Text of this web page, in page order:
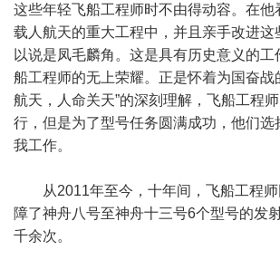
这些年轻飞船工程师时不由得动容。在他
载人航天的重大工程中，并且亲手改进这
以说是凤毛麟角。这是具有历史意义的
船工程师的无上荣耀。正是怀着为国奋战
航天，人命关天”的深刻理解，飞船工程
行，但是为了型号任务圆满成功，他们选
我工作。
从2011年至今，十年间，飞船工程
障了神舟八号至神舟十三号6个型号的发
千余次。